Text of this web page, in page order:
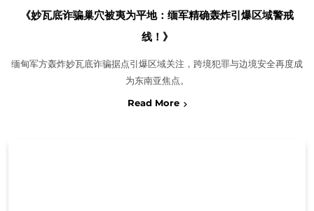
《妙瓦底诈骗巢穴被夷为平地：缅军精确轰炸引爆区域警戒
线！》
缅甸军方轰炸妙瓦底诈骗据点引爆区域关注，跨境犯罪与边境安全再度成
为东南亚焦点。
Read More